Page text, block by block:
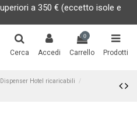
a 350 € (eccetto isole e
Cerca Accedi
0
Carrello Prodotti
Dispenser Hotel ricaricabili